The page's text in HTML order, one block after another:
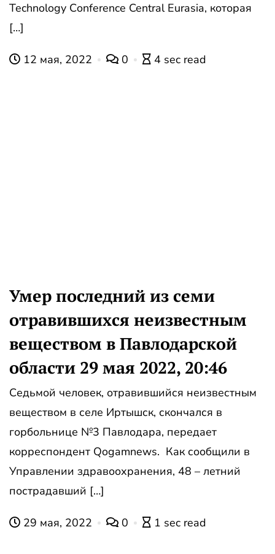
Technology Сonference Central Eurasia, которая
[…]
12 мая, 2022 0 4 sec read
Умер последний из семи
отравившихся неизвестным
веществом в Павлодарской
области 29 мая 2022, 20:46
Седьмой человек, отравившийся неизвестным
веществом в селе Иртышск, скончался в
горбольнице №3 Павлодара, передает
корреспондент Qogamnews. Как сообщили в
Управлении здравоохранения, 48 – летний
пострадавший […]
29 мая, 2022 0 1 sec read